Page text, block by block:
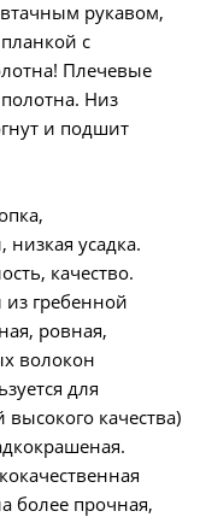
рукавом,
с
Плечевые
Низ
и подшит
низкая усадка.
качество.
гребенной
ровная,
волокон
для
качества)
более прочная,